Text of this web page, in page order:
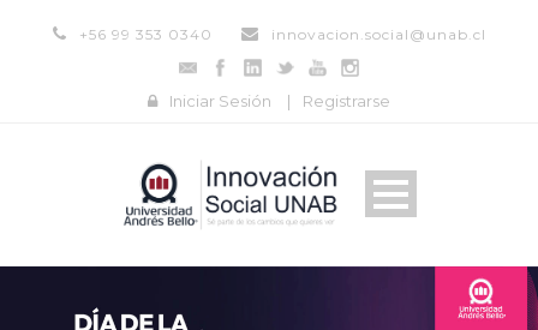
+56 99 353 0340 innovacion.social@unab.cl
Iniciar Sesión | Registrarse